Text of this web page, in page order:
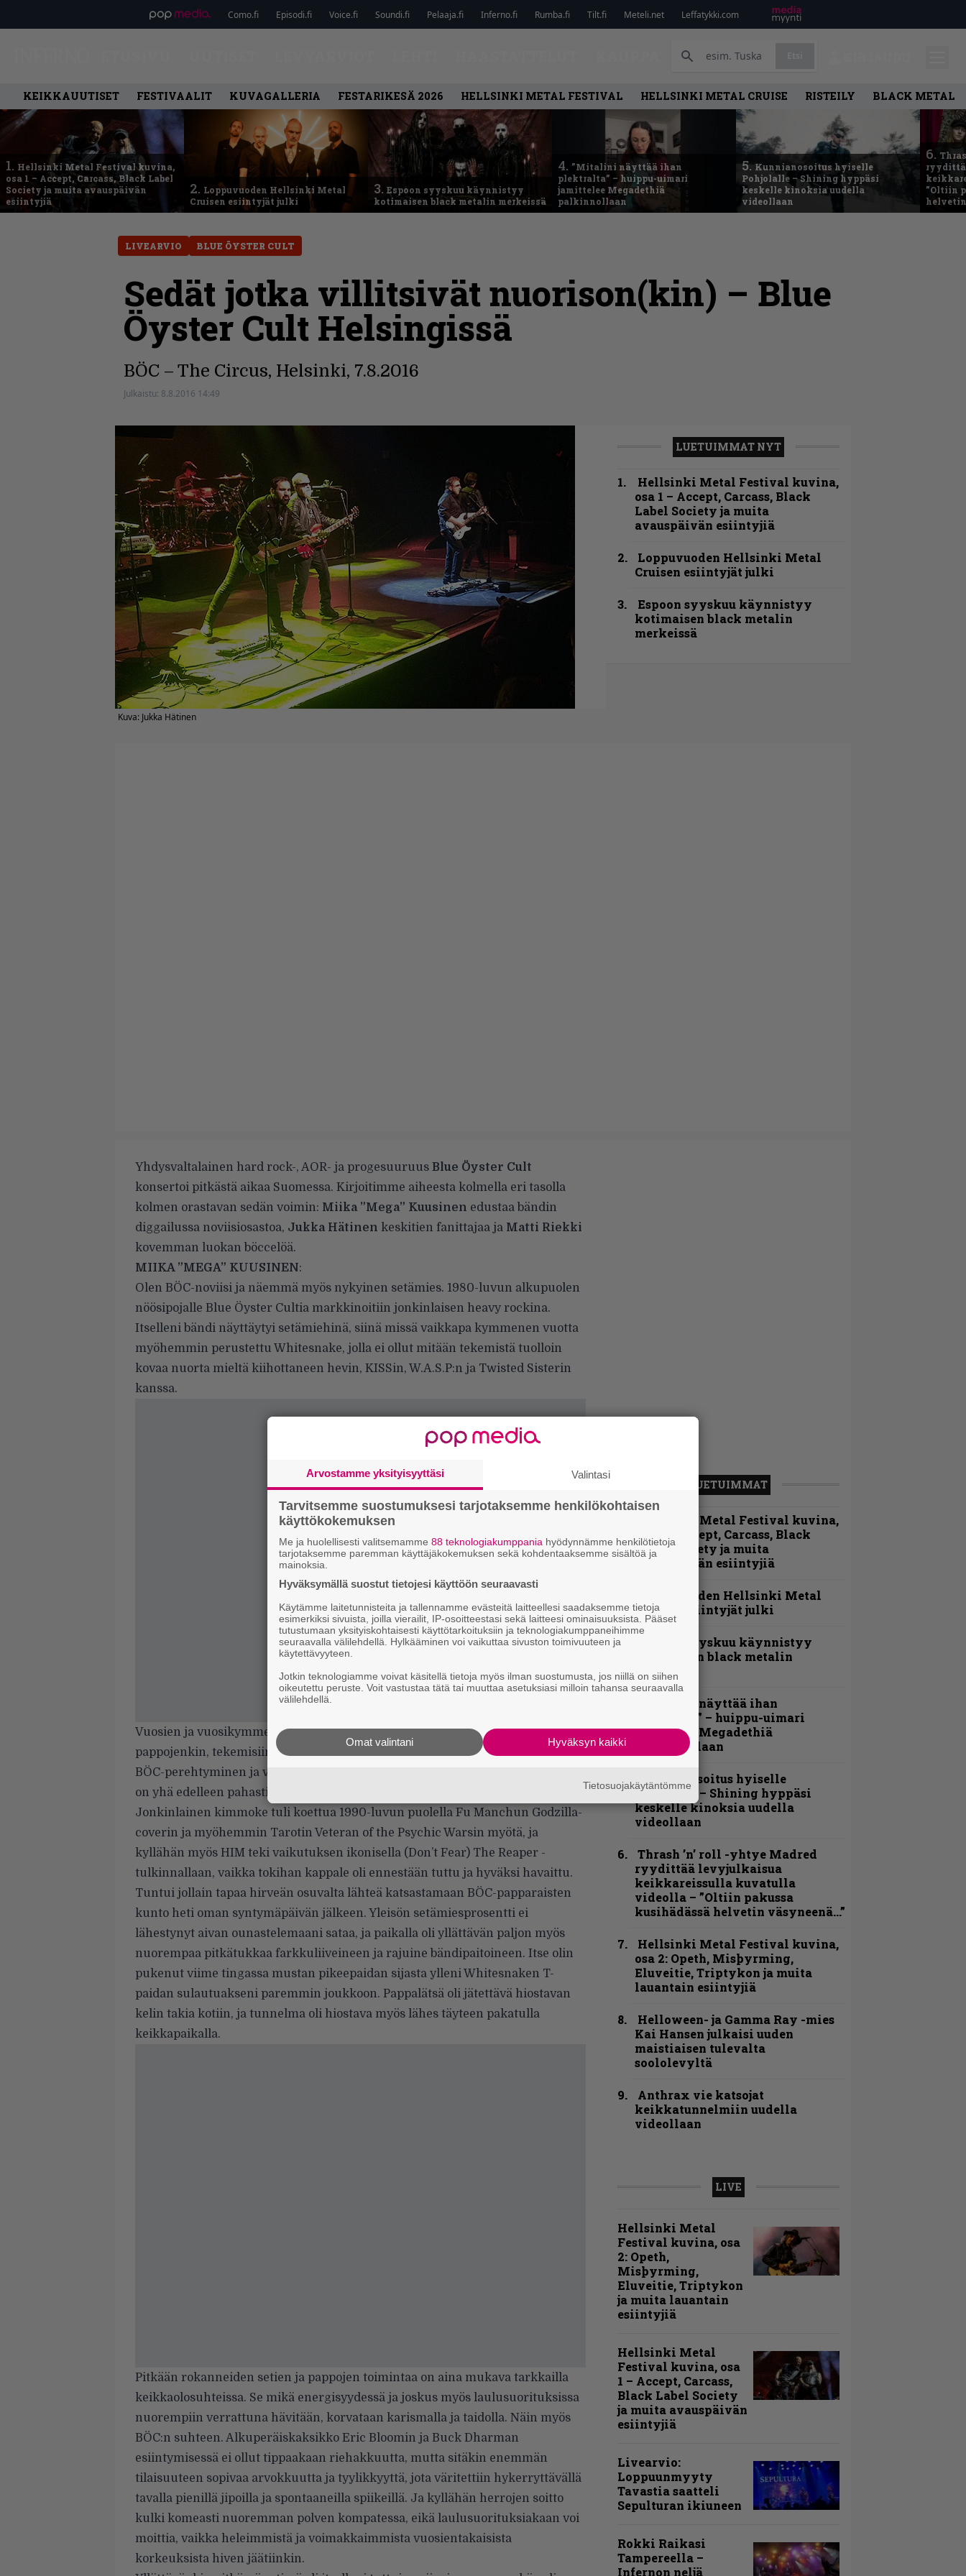
Como.fi Episodi.fi Voice.fi Soundi.fi Pelaaja.fi Inferno.fi Rumba.fi Tilt.fi Meteli.net Leffatykki.com
KEIKKAUUTISET FESTIVAALIT KUVAGALLERIA FESTARIKESÄ 2026 HELLSINKI METAL FESTIVAL HELLSINKI METAL CRUISE RISTEILY BLACK METAL
1. Hellsinki Metal Festival kuvina,
osa 1 – Accept, Carcass, Black Label
Society ja muita avauspäivän
esiintyjiä
2. Loppuvuoden Hellsinki Metal
Cruisen esiintyjät julki
3. Espoon syyskuu käynnistyy
kotimaisen black metalin merkeissä
4. ”Mitalini näyttää ihan
plektralta” – huippu-uimari
jamittelee Megadethiä
palkinnollaan
5. Kunnianosoitus hyiselle
Pohjolalle – Shining hyppäsi
keskelle kinoksia uudella
videollaan
6.
”Oltiin
LIVEARVIO BLUE ÖYSTER CULT
Sedät jotka villitsivät nuorison(kin) – Blue
Öyster Cult Helsingissä
BÖC – The Circus, Helsinki, 7.8.2016
Julkaistu: 8.8.2016 14:49
Kuva: Jukka Hätinen
LUETUIMMAT NYT
Hellsinki Metal Festival kuvina,
osa 1 – Accept, Carcass, Black
Label Society ja muita
avauspäivän esiintyjiä
Loppuvuoden Hellsinki Metal
Cruisen esiintyjät julki
Espoon syyskuu käynnistyy
kotimaisen black metalin
merkeissä
Yhdysvaltalainen hard rock-, AOR- ja progesuuruus Blue Öyster Cult
konsertoi pitkästä aikaa Suomessa. Kirjoitimme aiheesta kolmella eri tasolla
kolmen orastavan sedän voimin: Miika ”Mega” Kuusinen edustaa bändin
diggailussa noviisiosastoa, Jukka Hätinen keskitien fanittajaa ja Matti Riekki
kovemman luokan böccelöä.
MIIKA ”MEGA” KUUSINEN:
Olen BÖC-noviisi ja näemmä myös nykyinen setämies. 1980-luvun alkupuolen
nöösipojalle Blue Öyster Cultia markkinoitiin jonkinlaisen heavy rockina.
Itselleni bändi näyttäytyi setämiehinä, siinä missä vaikkapa kymmenen vuotta
myöhemmin perustettu Whitesnake, jolla ei ollut mitään tekemistä tuolloin
kovaa nuorta mieltä kiihottaneen hevin, KISSin, W.A.S.P:n ja Twisted Sisterin
kanssa.
Vuosien ja vuosikymmenten myötä monien setämiesten, suoranaisten
pappojenkin, tekemisiin on tullut tutustuttua ja tykästyttyäkin, mutta tarkempi
BÖC-perehtyminen ja vinyylien haaliminen on alkanut vasta 2010-luvulla – ja
on yhä edelleen pahasti kesken.
Jonkinlainen kimmoke tuli koettua 1990-luvun puolella Fu Manchun Godzilla-
coverin ja myöhemmin Tarotin Veteran of the Psychic Warsin myötä, ja
kyllähän myös HIM teki vaikutuksen ikonisella (Don’t Fear) The Reaper -
tulkinnallaan, vaikka tokihan kappale oli ennestään tuttu ja hyväksi havaittu.
Tuntui jollain tapaa hirveän osuvalta lähteä katsastamaan BÖC-papparaisten
kunto heti oman syntymäpäivän jälkeen. Yleisön setämiesprosentti ei
lähestynyt aivan ounastelemaani sataa, ja paikalla oli yllättävän paljon myös
nuorempaa pitkätukkaa farkkuliiveineen ja rajuine bändipaitoineen. Itse olin
pukenut viime tingassa mustan pikeepaidan sijasta ylleni Whitesnaken T-
paidan sulautuakseni paremmin joukkoon. Pappalätsä oli jätettävä hiostavan
kelin takia kotiin, ja tunnelma oli hiostava myös lähes täyteen pakatulla
keikkapaikalla.
Pitkään rokanneiden setien ja pappojen toimintaa on aina mukava tarkkailla
keikkaolosuhteissa. Se mikä energisyydessä ja joskus myös laulusuorituksissa
nuorempiin verrattuna hävitään, korvataan karismalla ja taidolla. Näin myös
BÖC:n suhteen. Alkuperäiskaksikko Eric Bloomin ja Buck Dharman
esiintymisessä ei ollut tippaakaan riehakkuutta, mutta sitäkin enemmän
tilaisuuteen sopivaa arvokkuutta ja tyylikkyyttä, jota väritettiin hykerryttävällä
tavalla pienillä jipoilla ja spontaaneilla spiikeillä. Ja kyllähän herrojen soitto
kulki komeasti nuoremman polven kompatessa, eikä laulusuorituksiakaan voi
moittia, vaikka heleimmistä ja voimakkaimmista vuosientakaisista
korkeuksista hiven jäätiinkin.
LUETUIMMAT
Hellsinki Metal Festival kuvina,
osa 1 – Accept, Carcass, Black
Label Society ja muita
avauspäivän esiintyjiä
Loppuvuoden Hellsinki Metal
Cruisen esiintyjät julki
Espoon syyskuu käynnistyy
kotimaisen black metalin
merkeissä
”Mitalini näyttää ihan
plektralta” – huippu-uimari
jamittelee Megadethiä
palkinnollaan
Kunnianosoitus hyiselle
Pohjolalle – Shining hyppäsi
keskelle kinoksia uudella
videollaan
Thrash ’n’ roll -yhtye Madred
ryydittää levyjulkaisua
keikkareissulla kuvatulla
videolla – ”Oltiin pakussa
kusihädässä helvetin väsyneenä…”
Hellsinki Metal Festival kuvina,
osa 2: Opeth, Misþyrming,
Eluveitie, Triptykon ja muita
lauantain esiintyjiä
Helloween- ja Gamma Ray -mies
Kai Hansen julkaisi uuden
maistiaisen tulevalta
soololevyltä
Anthrax vie katsojat
keikkatunnelmiin uudella
videollaan
LIVE
Hellsinki Metal
Festival kuvina, osa
2: Opeth,
Misþyrming,
Eluveitie, Triptykon
ja muita lauantain
esiintyjiä
Hellsinki Metal
Festival kuvina, osa
1 – Accept, Carcass,
Black Label Society
ja muita avauspäivän
esiintyjiä
Livearvio:
Loppuunmyyty
Tavastia saatteli
Sepulturan ikiuneen
Rokki Raikasi
Tampereella –
Infernon neljä
Arvostamme yksityisyyttäsi Valintasi
Tarvitsemme suostumuksesi tarjotaksemme henkilökohtaisen
käyttökokemuksen
Me ja huolellisesti valitsemamme 88 teknologiakumppania hyödynnämme henkilötietoja
tarjotaksemme paremman käyttäjäkokemuksen sekä kohdentaaksemme sisältöä ja
mainoksia.
Hyväksymällä suostut tietojesi käyttöön seuraavasti
Käytämme laitetunnisteita ja tallennamme evästeitä laitteellesi saadaksemme tietoja
esimerkiksi sivuista, joilla vierailit, IP-osoitteestasi sekä laitteesi ominaisuuksista. Pääset
tutustumaan yksityiskohtaisesti käyttötarkoituksiin ja teknologiakumppaneihimme
seuraavalla välilehdellä. Hylkääminen voi vaikuttaa sivuston toimivuuteen ja
käytettävyyteen.
Jotkin teknologiamme voivat käsitellä tietoja myös ilman suostumusta, jos niillä on siihen
oikeutettu peruste. Voit vastustaa tätä tai muuttaa asetuksiasi milloin tahansa seuraavalla
välilehdellä.
Hyväksyn kaikki
Omat valintani
Tietosuojakäytäntömme